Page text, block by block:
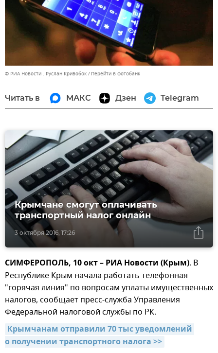
© РИА Новости . Руслан Кривобок Перейти в фотобанк
Читать в МАКС Дзен Telegram
3 октября 2016, 17:26
Крымчане смогут оплачивать
транспортный налог онлайн
СИМФЕРОПОЛЬ, 10 окт – РИА Новости (Крым). В
Республике Крым начала работать телефонная
"горячая линия" по вопросам уплаты имущественных
налогов, сообщает пресс-служба Управления
Федеральной налоговой службы по РК.
Крымчанам отправили 70 тыс уведомлений
о получении транспортного налога >>